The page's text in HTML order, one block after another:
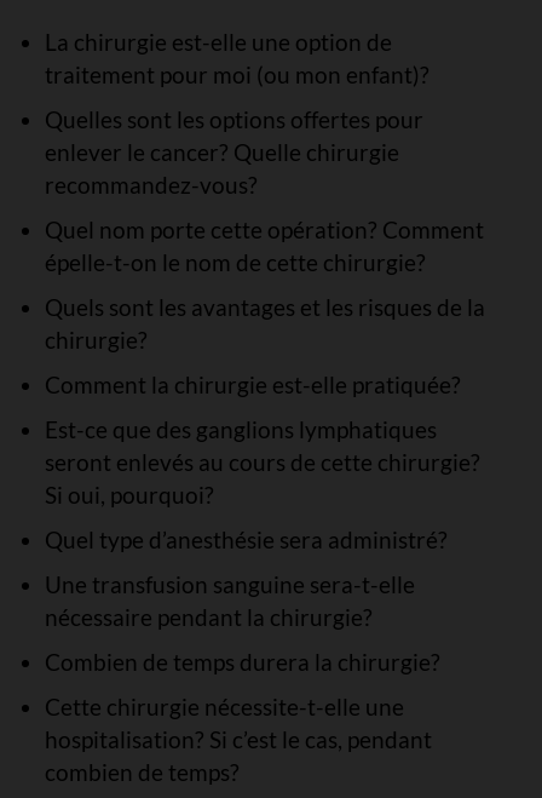
La chirurgie est-elle une option de
traitement pour moi (ou mon enfant)?
Quelles sont les options offertes pour
enlever le cancer? Quelle chirurgie
recommandez-vous?
Quel nom porte cette opération? Comment
épelle-t-on le nom de cette chirurgie?
Quels sont les avantages et les risques de la
chirurgie?
Comment la chirurgie est-elle pratiquée?
Est-ce que des ganglions lymphatiques
seront enlevés au cours de cette chirurgie?
Si oui, pourquoi?
Quel type d’anesthésie sera administré?
Une transfusion sanguine sera-t-elle
nécessaire pendant la chirurgie?
Combien de temps durera la chirurgie?
Cette chirurgie nécessite-t-elle une
hospitalisation? Si c’est le cas, pendant
combien de temps?